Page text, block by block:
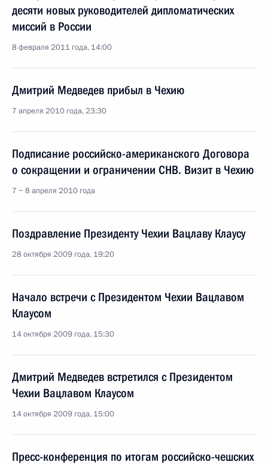
десяти новых руководителей дипломатических
миссий в России
8 февраля 2011 года, 14:00
Дмитрий Медведев прибыл в Чехию
7 апреля 2010 года, 23:30
Подписание российско-американского Договора
о сокращении и ограничении СНВ. Визит в Чехию
7 − 8 апреля 2010 года
Поздравление Президенту Чехии Вацлаву Клаусу
28 октября 2009 года, 19:20
Начало встречи с Президентом Чехии Вацлавом
Клаусом
14 октября 2009 года, 15:30
Дмитрий Медведев встретился с Президентом
Чехии Вацлавом Клаусом
14 октября 2009 года, 15:00
Пресс-конференция по итогам российско-чешских